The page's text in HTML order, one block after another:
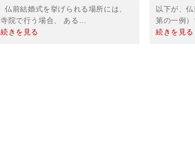
仏前結婚式を挙げられる場所には、
寺院で行う場合、 ある…
続きを見る
以下が、
第の一例
続きを見る